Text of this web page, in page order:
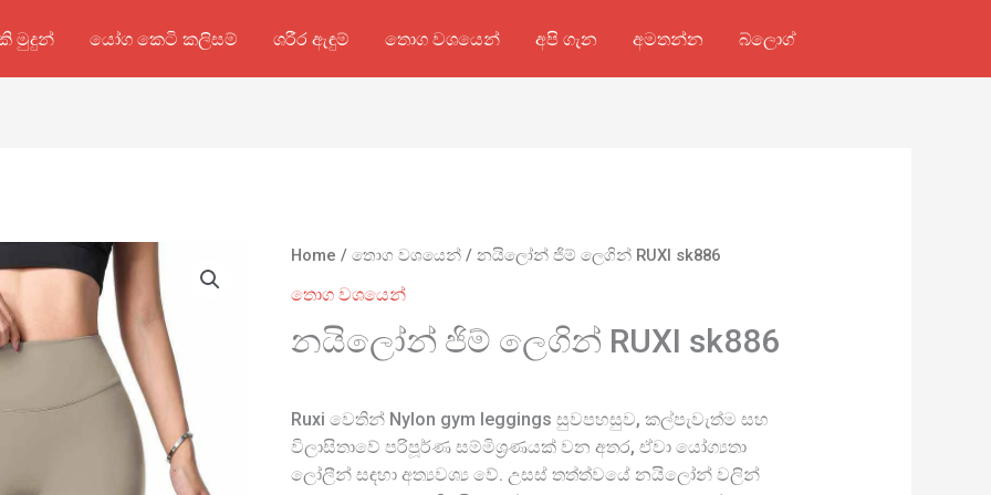
මුදුන් යෝග කෙටි කලිසම් ශරීර ඇඳුම් තොග වශයෙන් අපි ගැන අමතන්න බ්ලොග්
Home /තොග වශයෙන් / නයිලෝන් ජිම් ලෙගින් RUXI sk886
තොග වශයෙන්
නයිලෝන් ජිම් ලෙගින් RUXI sk886
Ruxi වෙතින් Nylon gym leggings සුවපහසුව, කල්පැවැත්ම සහ
විලාසිතාවේ පරිපූර්ණ සම්මිශ්‍රණයක් වන අතර, ඒවා යෝග්‍යතා
ලෝලීන් සඳහා අත්‍යවශ්‍ය වේ. උසස් තත්ත්වයේ නයිලෝන් වලින්